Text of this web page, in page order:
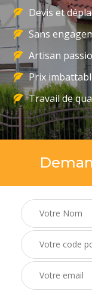
Devis et
Sans
Artisan
Prix
Travail de